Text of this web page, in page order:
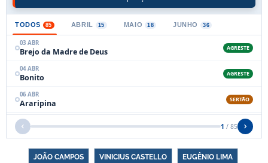
JOÃO CAMPOS VINICIUS CASTELLO EUGÊNIO LIMA